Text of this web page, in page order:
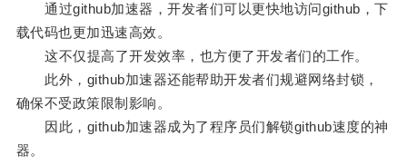
通过github加速器，开发者们可以更快地访问github，下
载代码也更加迅速高效。
这不仅提高了开发效率，也方便了开发者们的工作。
此外，github加速器还能帮助开发者们规避网络封锁，
确保不受政策限制影响。
因此，github加速器成为了程序员们解锁github速度的神
器。